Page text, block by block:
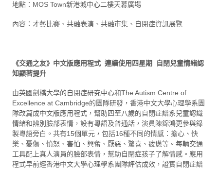
地點：MOS Town新港城中心二樓天幕廣場
內容：才藝比賽、共融表演、共融市集、自閉症資訊展覽
《交通之友》中文版應用程式 連續使用四星期 自閉兒童情緒認
知顯著提升
由英國劍橋大學的自閉症研究中心和The Autism Centre of
Excellence at Cambridge的團隊研發，香港中文大學心理學系團
隊改篇成中文版應用程式，幫助四至八歲的自閉症譜系兒童認識
情緒和辨別臉部表情，設有粵語及普通話，演員陳錦鴻更參與錄
製粵語旁白。共有15個單元，包括16種不同的情感：擔心、快
樂、憂傷、憤怒、害怕、興奮、厭惡、驚喜、疲憊等。每輛交通
工具配上真人演員的臉部表情，幫助自閉症孩子了解情感。應用
程式早前經香港中文大學心理學系團隊評估成效，證實自閉症譜